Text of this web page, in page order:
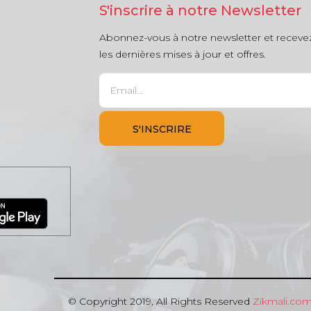
S'inscrire à notre Newsletter
Abonnez-vous à notre newsletter et
les dernières mises à jour et offres.
© Copyright 2019, All Rights Reserved Zikmali.com